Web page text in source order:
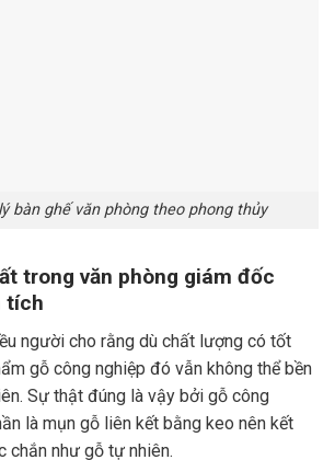
bàn ghế văn phòng theo phong thủy
trong văn phòng giám đốc
tích
người cho rằng dù chất lượng có tốt
gỗ công nghiệp đó vẫn không thể bền
Sự thật đúng là vậy bởi gỗ công
là mụn gỗ liên kết bằng keo nên kết
chắn như gỗ tự nhiên.